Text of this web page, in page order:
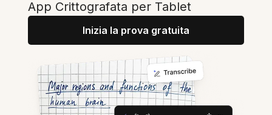
App Crittografata per Tablet
Inizia la prova gratuita